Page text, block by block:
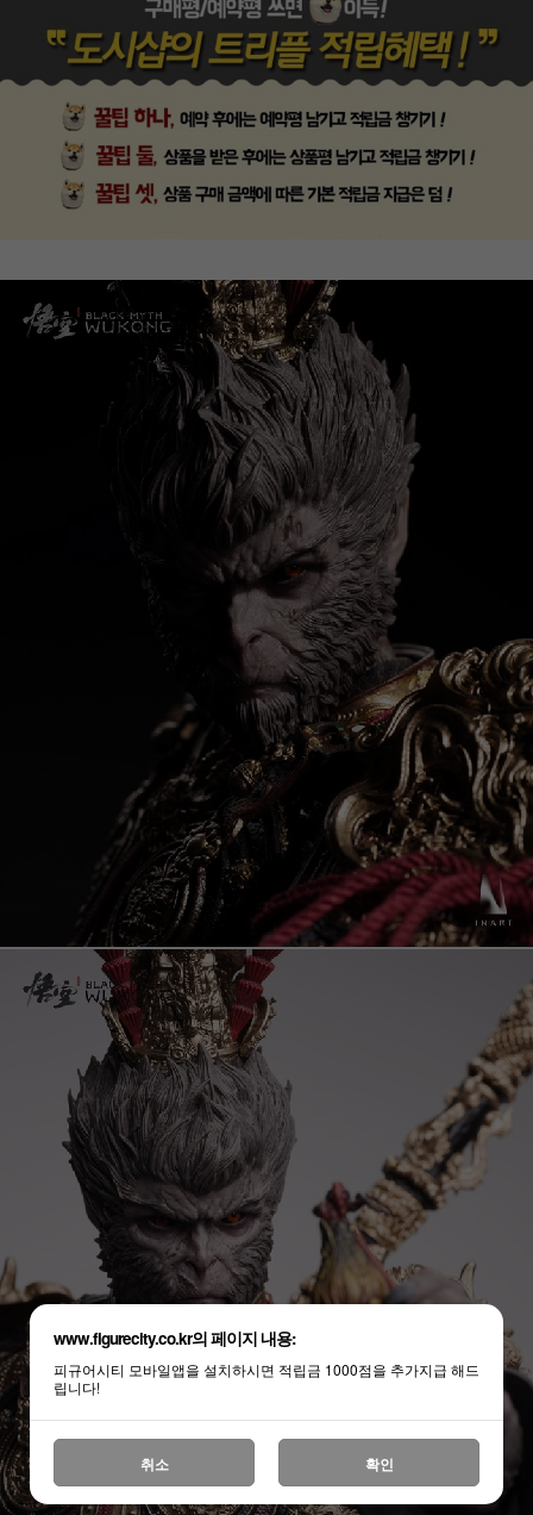
www.figurecity.co.kr의 페이지 내용:
피규어시티 모바일앱을 설치하시면 적립금 1000점을 추가지급 해드
립니다!
취소 확인